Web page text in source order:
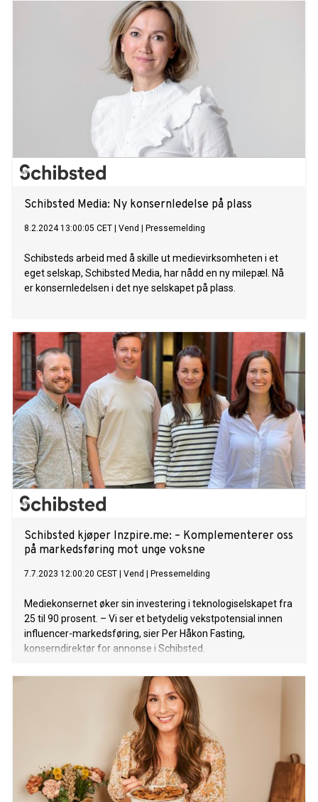
Schibsted Media: Ny konsernledelse på plass
8.2.2024 13:00:05 CET Vend Pressemelding
Schibsteds arbeid med å skille ut medievirksomheten i et
eget selskap, Schibsted Media, har nådd en ny milepæl. Nå
er konsernledelsen i det nye selskapet på plass.
Schibsted kjøper Inzpire.me: – Komplementerer oss
på markedsføring mot unge voksne
7.7.2023 12:00:20 CEST Vend Pressemelding
Mediekonsernet øker sin investering i teknologiselskapet fra
25 til 90 prosent. – Vi ser et betydelig vekstpotensial innen
influencer-markedsføring, sier Per Håkon Fasting,
konserndirektør for annonse i Schibsted.